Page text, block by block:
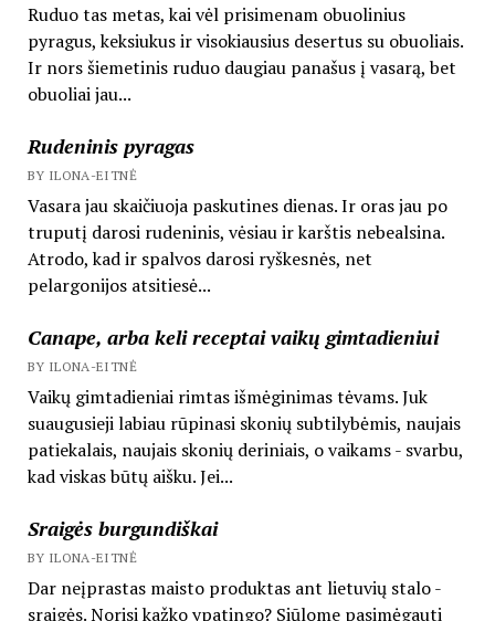
Ruduo tas metas, kai vėl prisimenam obuolinius
pyragus, keksiukus ir visokiausius desertus su obuoliais.
Ir nors šiemetinis ruduo daugiau panašus į vasarą, bet
obuoliai jau...
Rudeninis pyragas
BY ILONA-EITNĖ
Vasara jau skaičiuoja paskutines dienas. Ir oras jau po
truputį darosi rudeninis, vėsiau ir karštis nebealsina.
Atrodo, kad ir spalvos darosi ryškesnės, net
pelargonijos atsitiesė...
Canape, arba keli receptai vaikų gimtadieniui
BY ILONA-EITNĖ
Vaikų gimtadieniai rimtas išmėginimas tėvams. Juk
suaugusieji labiau rūpinasi skonių subtilybėmis, naujais
patiekalais, naujais skonių deriniais, o vaikams - svarbu,
kad viskas būtų aišku. Jei...
Sraigės burgundiškai
BY ILONA-EITNĖ
Dar neįprastas maisto produktas ant lietuvių stalo -
sraigės. Norisi kažko ypatingo? Siūlome pasimėgauti